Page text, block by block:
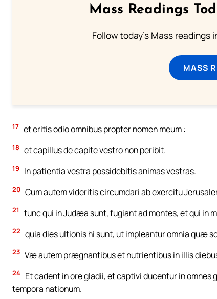
Mass Readings
Follow today's Mass readings
MASS
17 et eritis odio omnibus propter nomen meum :
18 et capillus de capite vestro non peribit.
19 In patientia vestra possidebitis animas vestras.
20 Cum autem videritis circumdari ab exercitu
21 tunc qui in Judæa sunt, fugiant ad montes, et qui in
22 quia dies ultionis hi sunt, ut impleantur omnia quæ
23 Væ autem prægnantibus et nutrientibus in illis
24 Et cadent in ore gladii, et captivi ducentur in
tempora nationum.